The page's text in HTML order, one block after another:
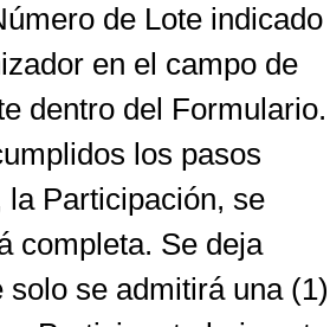
de Lote indicado
en el campo de
dentro del Formulario.
los pasos
la Participación, se
completa. Se deja
solo se admitirá una (1)